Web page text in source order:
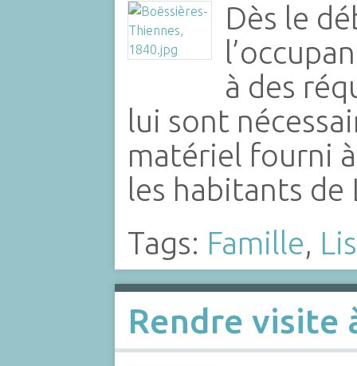
Dès le
à des
lui sont
matériel fourni
les habitants de
Tags: Famille,
Rendre visite